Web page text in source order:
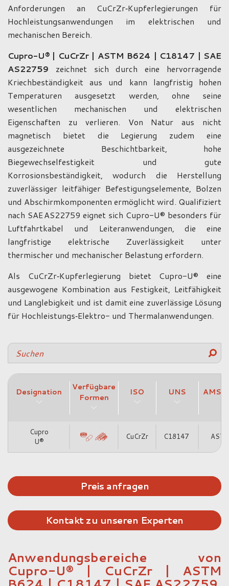
Anforderungen an CuCrZr‑Kupferlegierungen für
Hochleistungsanwendungen im elektrischen und
mechanischen Bereich.
Cupro-U® | CuCrZr | ASTM B624 | C18147 | SAE
AS22759 zeichnet sich durch eine hervorragende
Kriechbeständigkeit aus und kann langfristig hohen
Temperaturen ausgesetzt werden, ohne seine
wesentlichen mechanischen und elektrischen
Eigenschaften zu verlieren. Von Natur aus nicht
magnetisch bietet die Legierung zudem eine
ausgezeichnete Beschichtbarkeit, hohe
Biegewechselfestigkeit und gute
Korrosionsbeständigkeit, wodurch die Herstellung
zuverlässiger leitfähiger Befestigungselemente, Bolzen
und Abschirmkomponenten ermöglicht wird. Qualifiziert
nach SAE AS22759 eignet sich Cupro-U® besonders für
Luftfahrtkabel und Leiteranwendungen, die eine
langfristige elektrische Zuverlässigkeit unter
thermischer und mechanischer Belastung erfordern.
Als CuCrZr‑Kupferlegierung bietet Cupro-U® eine
ausgewogene Kombination aus Festigkeit, Leitfähigkeit
und Langlebigkeit und ist damit eine zuverlässige Lösung
für Hochleistungs‑Elektro- und Thermalanwendungen.
Designation
Verfügbare
Formen
ISO UNS AMS
Cupro
U®
CuCrZr C18147
Preis anfragen
Kontakt zu unseren Experten
Anwendungsbereiche von
Cupro-U® | CuCrZr | ASTM